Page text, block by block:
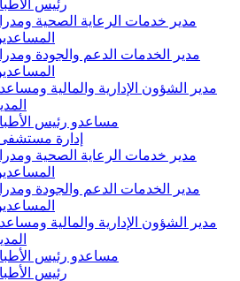
رئيس
مدير خدمات الرعاية الصحية
مدير الخدمات الدعم والجودة
مدير الشؤون الإدارية والمالية
مساعدو رئيس
إدارة مستشفى
مدير خدمات الرعاية الصحية
مدير الخدمات الدعم والجودة
مدير الشؤون الإدارية والمالية
مساعدو رئيس
رئيس